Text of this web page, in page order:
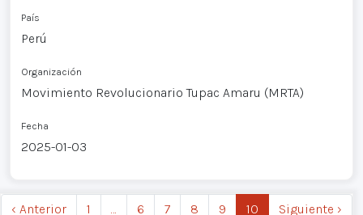
País
Perú
Organización
Movimiento Revolucionario Tupac Amaru (MRTA)
Fecha
2025-01-03
‹ Anterior 1 … 6 7 8 9 10 Siguiente ›